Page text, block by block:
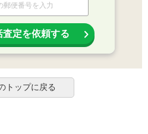
査定を依頼する
トップに戻る